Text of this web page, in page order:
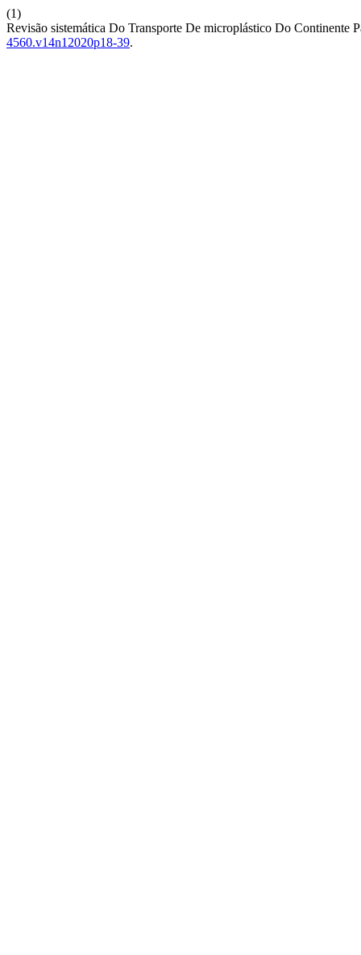
(1)
Revisão sistemática Do Transporte De microplástico Do Continente
4560.v14n12020p18-39.